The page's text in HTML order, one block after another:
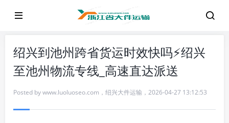
绍兴到池州跨省货运时效快吗⚡绍兴
至池州物流专线_高速直达派送
Posted bywww.luoluoseo.com ， 绍兴大件运输 ， 2026-04-27 13:12:53